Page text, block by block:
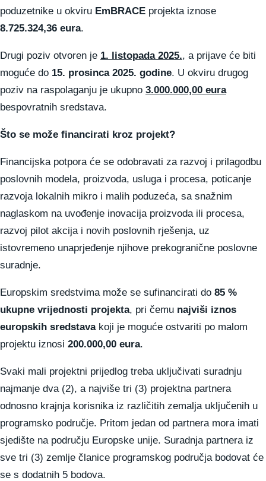
poduzetnike u okviru EmBRACE projekta iznose
8.725.324,36 eura.
Drugi poziv otvoren je 1. listopada 2025., a prijave će biti
moguće do 15. prosinca 2025. godine. U okviru drugog
poziv na raspolaganju je ukupno 3.000.000,00 eura
bespovratnih sredstava.
Što se može financirati kroz projekt?
Financijska potpora će se odobravati za razvoj i prilagodbu
poslovnih modela, proizvoda, usluga i procesa, poticanje
razvoja lokalnih mikro i malih poduzeća, sa snažnim
naglaskom na uvođenje inovacija proizvoda ili procesa,
razvoj pilot akcija i novih poslovnih rješenja, uz
istovremeno unaprjeđenje njihove prekogranične poslovne
suradnje.
Europskim sredstvima može se sufinancirati do 85 %
ukupne vrijednosti projekta, pri čemu najviši iznos
europskih sredstavakoji je moguće ostvariti po malom
projektu iznosi 200.000,00 eura.
Svaki mali projektni prijedlog treba uključivati suradnju
najmanje dva (2), a najviše tri (3) projektna partnera
odnosno krajnja korisnika iz različitih zemalja uključenih u
programsko područje. Pritom jedan od partnera mora imati
sjedište na području Europske unije. Suradnja partnera iz
sve tri (3) zemlje članice programskog područja bodovat će
se s dodatnih 5 bodova.